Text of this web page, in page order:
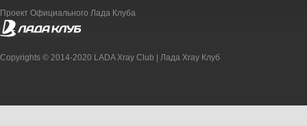
Проект Официального Лада Клуба
Copyrights © 2014-2020 LADA Xray Club | Лада Xray Клуб